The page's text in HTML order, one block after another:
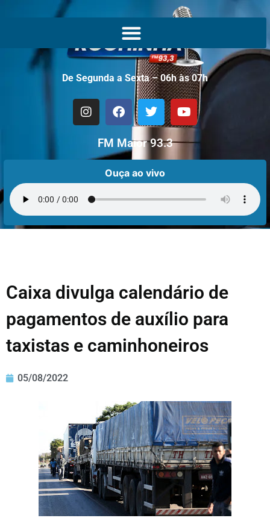
De Segunda a Sexta – 06h às 07h
FM Maior 93.3
Ouça ao vivo
Caixa divulga calendário de
pagamentos de auxílio para
taxistas e caminhoneiros
05/08/2022